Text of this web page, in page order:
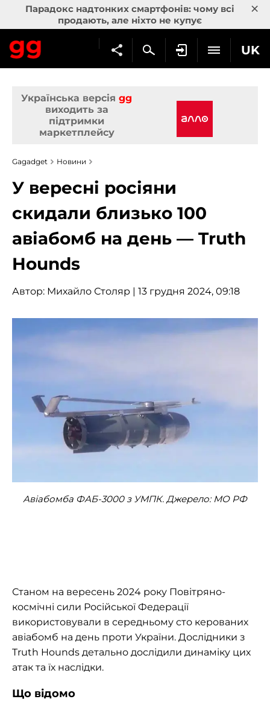
Парадокс надтонких смартфонів: чому всі
продають, але ніхто не купує
×
UK
Українська версія gg
виходить за
підтримки
маркетплейсу
Gagadget Новини
У вересні росіяни
скидали близько 100
авіабомб на день — Truth
Hounds
Автор: Михайло Столяр | 13 грудня 2024, 09:18
Авіабомба ФАБ-3000 з УМПК. Джерело: МО РФ
Станом на вересень 2024 року Повітряно-
космічні сили Російської Федерації
використовували в середньому сто керованих
авіабомб на день проти України. Дослідники з
Truth Hounds детально дослідили динаміку цих
атак та їх наслідки.
Що відомо